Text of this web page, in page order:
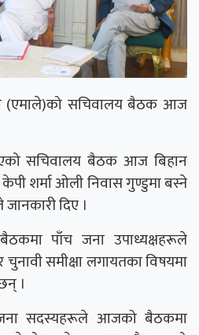
(एमाले)को सचिवालय बैठक आज
सचिवालय बैठक आज बिहान
केपी शर्मा ओली निवास गुण्डुमा बस्ने
दिए ।
पाँच जना उपाध्यक्षहरूले
चुनावी समीक्षा लगायतका विषयमा
।
सदस्यहरूले आजको बैठकमा